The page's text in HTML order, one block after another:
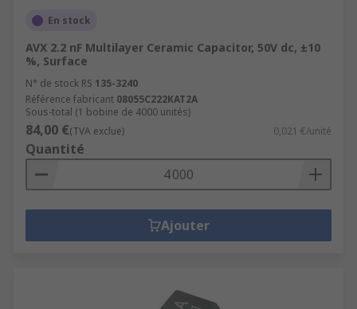
En stock
AVX 2.2 nF Multilayer Ceramic Capacitor, 50V dc, ±10
%, Surface
N° de stock RS 135-3240
Référence fabricant 08055C222KAT2A
Sous-total (1 bobine de 4000 unités)
84,00 €(TVA exclue) 0,021 €/unité
Quantité
Ajouter